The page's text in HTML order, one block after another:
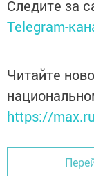
Следите за
Telegram-
Читайте
https://